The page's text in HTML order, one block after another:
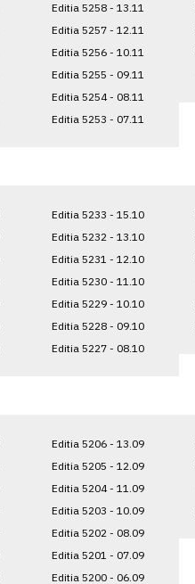
Editia 5258 - 13.11
Editia 5257 - 12.11
Editia 5256 - 10.11
Editia 5255 - 09.11
Editia 5254 - 08.11
Editia 5253 - 07.11
Editia 5233 - 15.10
Editia 5232 - 13.10
Editia 5231 - 12.10
Editia 5230 - 11.10
Editia 5229 - 10.10
Editia 5228 - 09.10
Editia 5227 - 08.10
Editia 5206 - 13.09
Editia 5205 - 12.09
Editia 5204 - 11.09
Editia 5203 - 10.09
Editia 5202 - 08.09
Editia 5201 - 07.09
Editia 5200 - 06.09